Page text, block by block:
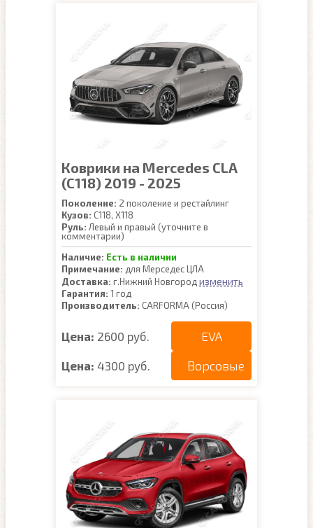
Коврики на Mercedes CLA
(C118) 2019 - 2025
Поколение: 2 поколение и рестайлинг
Кузов: C118, X118
Руль: Левый и правый (уточните в
комментарии)
Наличие: Есть в наличии
Примечание: для Мерседес ЦЛА
Доставка: г.Нижний Новгород изменить
Гарантия: 1 год
Производитель: CARFORMA (Россия)
Цена: 2600 руб. EVA
Цена: 4300 руб. Ворсовые